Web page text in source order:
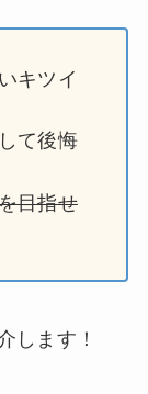
キツイ
て後悔
目指せ
します！